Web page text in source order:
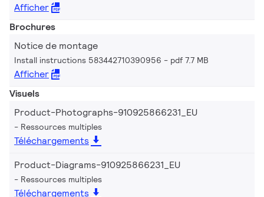
Afficher
Brochures
Notice de montage
Install instructions 583442710390956 pdf 7.7 MB
Afficher
Visuels
Product-Photographs-910925866231_EU
Ressources multiples
Téléchargements
Product-Diagrams-910925866231_EU
Ressources multiples
Téléchargements